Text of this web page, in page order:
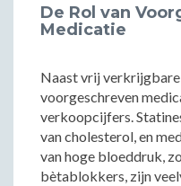
De Rol van
Medicatie
Naast vrij
voorgeschreven
verkoopcijfers.
van cholesterol, en
van hoge bloeddruk,
bètablokkers, zijn